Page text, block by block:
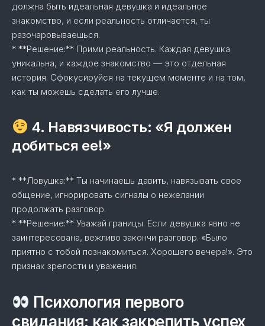
должна быть идеальная девушка и идеальное
знакомство, и если реальность отличается, ты
разочаровываешься.
* **Решение:** Прими реальность. Каждая девушка
уникальна, и каждое знакомство — это отдельная
история. Сфокусируйся на текущем моменте и на том,
как ты можешь сделать его лучше.
4. Навязчивость: «Я должен
добиться ее!»
* **Ловушка:** Ты начинаешь давить, навязывать свое
общение, игнорировать сигналы о нежелании
продолжать разговор.
* **Решение:** Уважай границы. Если девушка явно не
заинтересована, вежливо закончи разговор. «Было
приятно с тобой познакомиться. Хорошего вечера!». Это
признак зрелости и уважения.
Психология первого
свидания: как закрепить успех